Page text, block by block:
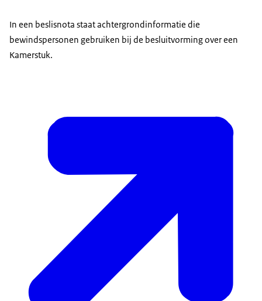
In een beslisnota staat achtergrondinformatie die
bewindspersonen gebruiken bij de besluitvorming over een
Kamerstuk.